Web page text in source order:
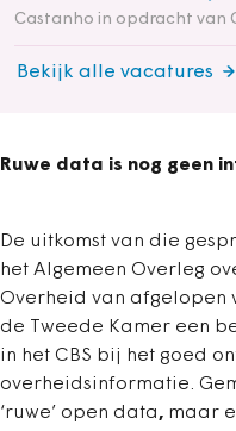
Castanho in opdracht van
Bekijk alle vacatures
Ruwe data is nog geen
De uitkomst van die
het Algemeen Overleg
Overheid van afgelopen
de Tweede Kamer een
in het CBS bij het goed
overheidsinformatie.
‘ruwe’ open data, maar